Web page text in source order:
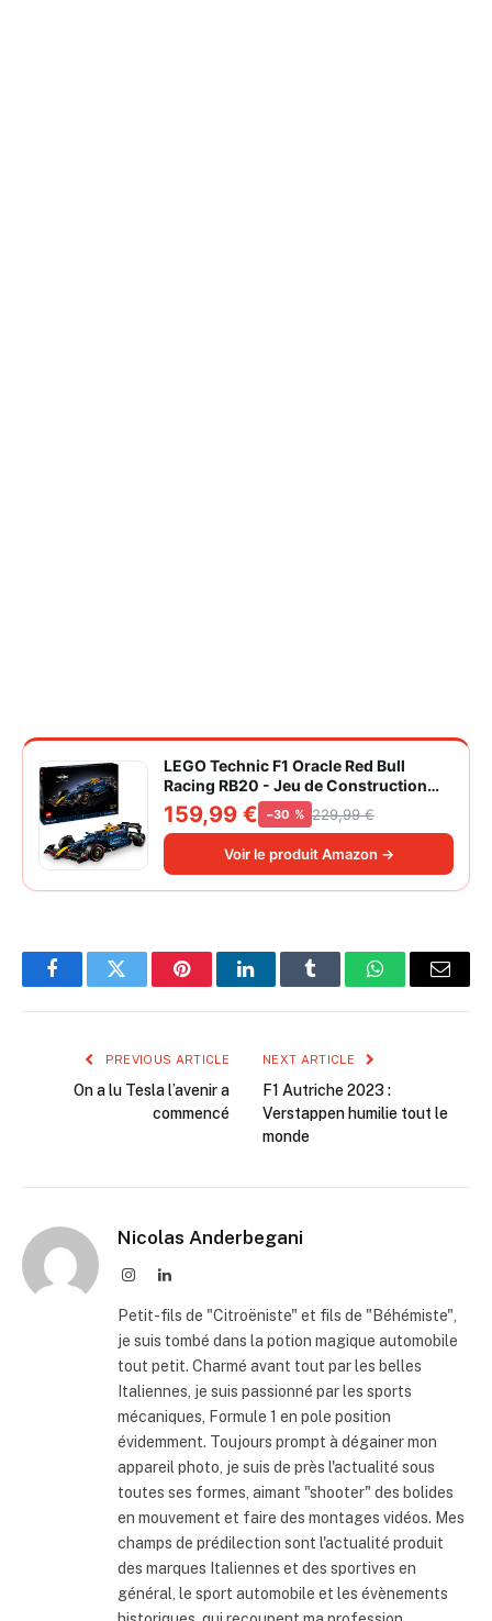
LEGO Technic F1 Oracle Red Bull
Racing RB20 - Jeu de Construction
Collector pour Adulte - Inclut Un
Moteur V6 et Une boîte de Vitesses -
Idée Cadeau pour passionnés de
Formule 1 42206
159,99 € −30 % 229,99 €
Voir le produit Amazon →
FacebookTwitter PinterestLinkedInTumblr WhatsAppEmail
PREVIOUS ARTICLE
On a lu Tesla l’avenir a
commencé
NEXT ARTICLE
F1 Autriche 2023 :
Verstappen humilie tout le
monde
Nicolas Anderbegani
InstagramLinkedIn
Petit-fils de "Citroëniste" et fils de "Béhémiste",
je suis tombé dans la potion magique automobile
tout petit. Charmé avant tout par les belles
Italiennes, je suis passionné par les sports
mécaniques, Formule 1 en pole position
évidemment. Toujours prompt à dégainer mon
appareil photo, je suis de près l'actualité sous
toutes ses formes, aimant "shooter" des bolides
en mouvement et faire des montages vidéos. Mes
champs de prédilection sont l'actualité produit
des marques Italiennes et des sportives en
général, le sport automobile et les évènements